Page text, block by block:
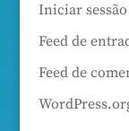
Iniciar sessão
Feed de
Feed de